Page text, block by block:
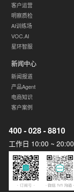
客户运营
明察质检
AI训练场
VOC.AI
星环智服
新闻中心
新闻报道
产品Agent
电商知识
客户案例
400 - 028 - 8810
工作日 10:00 ~ 20:00